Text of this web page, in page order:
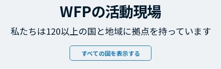
WFPの活動現場
私たちは120以上の国と地域に拠点を持っています
すべての国を表示する